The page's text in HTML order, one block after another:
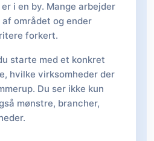
i en by. Mange arbejder
området og ender
forkert.
starte med et konkret
hvilke virksomheder der
Du ser ikke kun
mønstre, brancher,